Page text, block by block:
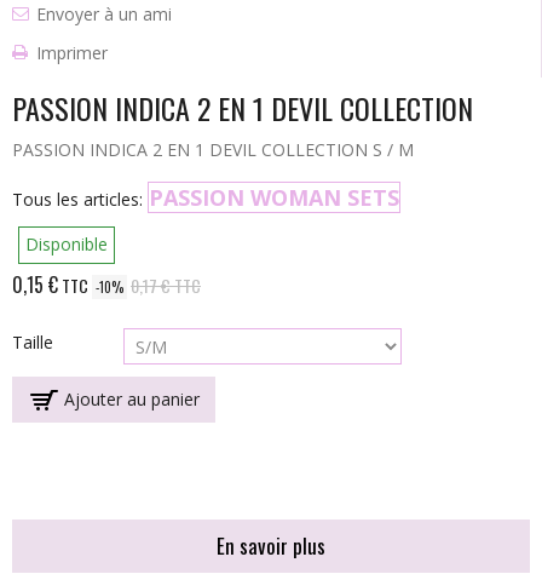
Envoyer à un ami
Imprimer
PASSION INDICA 2 EN 1 DEVIL COLLECTION
PASSION INDICA 2 EN 1 DEVIL COLLECTION S / M
Tous les articles: PASSION WOMAN SETS
Disponible
0,15 €TTC -10% 0,17 €TTC
Taille
Ajouter au panier
En savoir plus